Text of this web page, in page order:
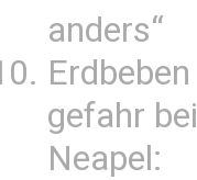
anders“
Erdbeben
gefahr bei
Neapel: